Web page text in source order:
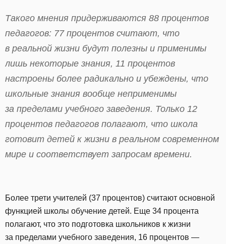
Такого мнения придерживаются 88 процентов
педагогов: 77 процентов считают, что
в реальной жизни будут полезны и применимы
лишь некоторые знания, 11 процентов
настроены более радикально и убеждены, что
школьные знания вообще неприменимы
за пределами учебного заведения. Только 12
процентов педагогов полагают, что школа
готовит детей к жизни в реальном современном
мире и соответствует запросам времени.
Более трети учителей (37 процентов) считают основной
функцией школы обучение детей. Еще 34 процента
полагают, что это подготовка школьников к жизни
за пределами учебного заведения, 16 процентов —